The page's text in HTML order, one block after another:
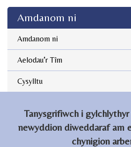
Amdanom ni
Aelodau’r Tîm
Cysylltu
Tanysgrifiwch i
newyddion diweddaraf am
chynigion